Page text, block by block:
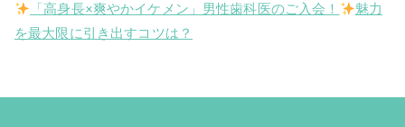
「高身長×爽やかイケメン」男性歯科医のご入会！
魅力
を最大限に引き出すコツは？